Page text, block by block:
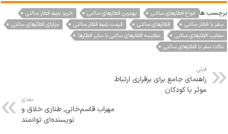
برچسب ها انواع قطارهای سالنی بهترین قطارهای سالنی
خرید بلیط قطار سالنی
سفر با قطار سالنی
قطارهای سالنی قیمت بلیط قطار سالنی
مزایای قطارهای سالنی
معایب قطارهای سالنی
مقایسه قطارهای سالنی با سایر قطارها
نکات سفر با قطارهای سالنی
قبلی
راهنمای جامع برای برقراری ارتباط
موثر با کودکان
بعدی
مهراب قاسم‌خانی, طنازی خلاق و
نویسنده‌ای توانمند